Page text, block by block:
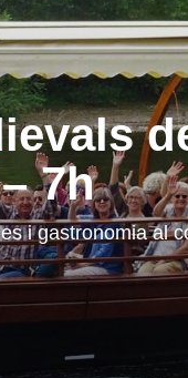
7h
i gastronomia al